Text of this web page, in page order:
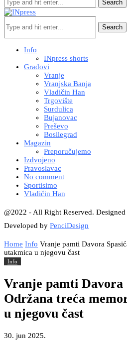
Search
Search
Info
INpress shorts
Gradovi
Vranje
Vranjska Banja
Vladičin Han
Trgovište
Surdulica
Bujanovac
Preševo
Bosilegrad
Magazin
Preporučujemo
Izdvojeno
Pravoslavac
No comment
Sportisimo
Vladičin Han
@2022 - All Right Reserved. Designed
Developed by PenciDesign
Home Info Vranje pamti Davora
utakmica u njegovu čast
Info
Vranje pamti Davora
Održana treća
u njegovu čast
30. jun 2025.